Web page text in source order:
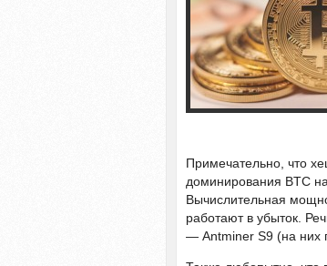
Примечательно, что
доминирования BTC
Вычислительная
работают в убыток.
— Antminer S9 (на них